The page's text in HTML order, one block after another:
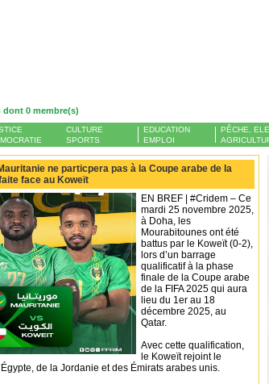
dont 0 membre(s)
CULTURE
SPORTS
EDUCATION
EMPLOI
PÊCHE,
ne particpera pas à la Coupe arabe de la
face au Koweït
EN BREF | #Cridem – Ce
mardi 25 novembre 2025,
à Doha, les
Mourabitounes ont été
battus par le Koweït (0-2),
lors d’un barrage
qualificatif à la phase
finale de la Coupe arabe
de la FIFA 2025 qui aura
lieu du 1er au 18
décembre 2025, au
Qatar.
Avec cette qualification,
le Koweït rejoint le
de la Jordanie et des Émirats arabes unis.